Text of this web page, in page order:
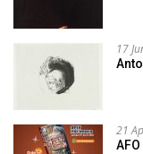
17
21